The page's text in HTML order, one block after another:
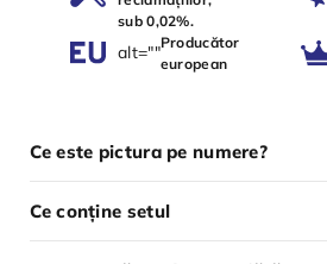
sub 0,02%.
alt=""Producător
european
Ce este pictura pe numere?
Ce conține setul